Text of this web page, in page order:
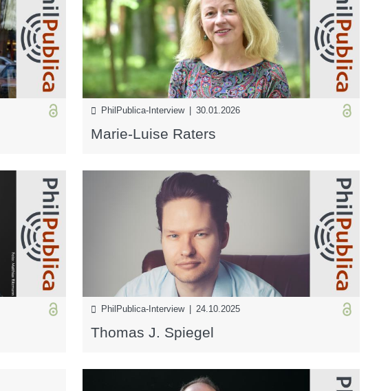
PhilPublica-Interview | 30.01.2026
Marie-Luise Raters
PhilPublica-Interview | 24.10.2025
Thomas J. Spiegel